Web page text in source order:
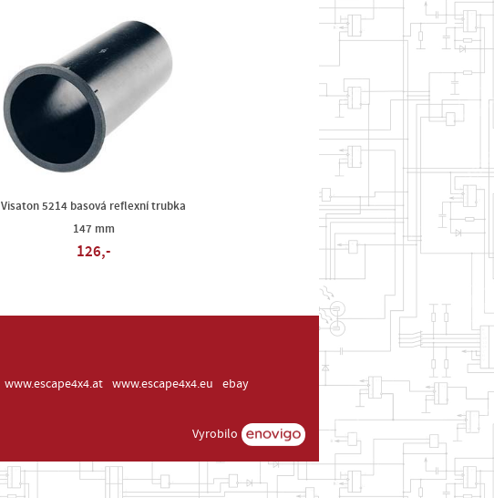
Visaton 5214 basová reflexní trubka
147 mm
126,-
www.escape4x4.at www.escape4x4.eu ebay
Vyrobilo